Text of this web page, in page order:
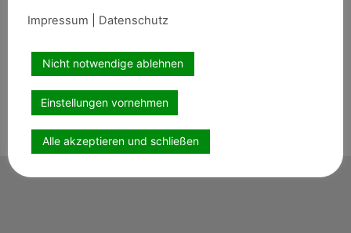
Impressum
Datenschutz
Nicht notwendige ablehnen
Einstellungen vornehmen
Alle akzeptieren und schließen